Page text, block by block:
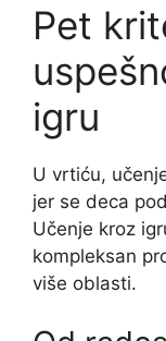
Pet
igru
U vrtiću,
jer se deca
Učenje kroz
kompleksan
više oblasti.